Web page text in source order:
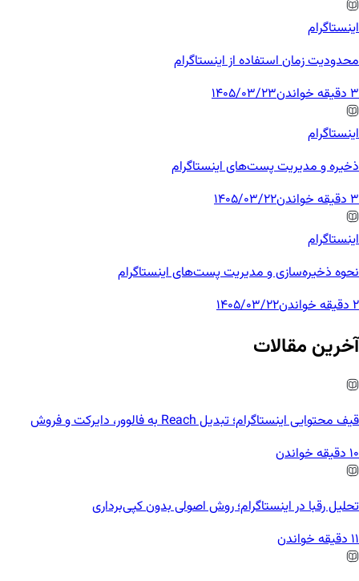
اینستاگرام
محدودیت زمان استفاده از اینستاگرام
3 دقیقه خواندن
1405/03/23
اینستاگرام
ذخیره و مدیریت پست‌های اینستاگرام
3 دقیقه خواندن
1405/03/22
اینستاگرام
نحوه ذخیره‌سازی و مدیریت پست‌های اینستاگرام
2 دقیقه خواندن
1405/03/22
آخرین مقالات
قیف محتوایی اینستاگرام؛ تبدیل Reach به فالوور، دایرکت و فروش
10 دقیقه خواندن
تحلیل رقبا در اینستاگرام؛ روش اصولی بدون کپی‌برداری
11 دقیقه خواندن